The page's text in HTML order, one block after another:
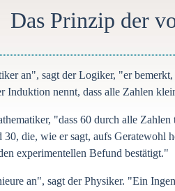
Das Prinzip der
an", sagt der Logiker, "er
Induktion nennt, dass alle Zahlen
"dass 60 durch alle
die, wie er sagt, aufs Geratewohl
experimentellen Befund bestätigt."
an", sagt der Physiker. "Ein